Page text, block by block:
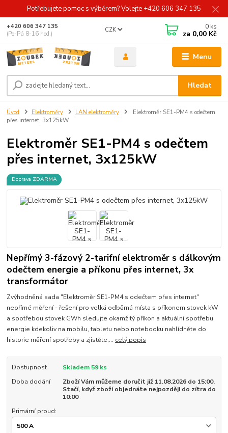
Potřebujete pomoc s výběrem? Volejte +420 606 347 135
Menu
CZK
Hledat
+420 606 347 135
(Po-Pá 8-16 hod.)
0 ks
za 0,00 Kč
Úvod Elektroměry LAN elektroměry
Elektroměr SE1-PM4 s odečtem
přes internet, 3x125kW
Elektroměr SE1-PM4 s odečtem
přes internet, 3x125kW
Doprava ZDARMA
Nepřímý 3-fázový 2-tarifní elektroměr s dálkovým
odečtem energie a příkonu přes internet, 3x
transformátor
Zvýhodněná sada "Elektroměr SE1-PM4 s odečtem přes internet"
nepřímé měření - řešení pro velká odběrná místa s příkonem stovek kW
a spotřebou stovek GWh sledujte okamžitý příkon a aktuální spotřebu
energie kdekoliv na mobilu, tabletu nebo notebooku nahlídněte do
historie měření spotřeby a zjistěte,... celý popis
Dostupnost
Skladem 59 ks
Doba dodání
Zboží Vám můžeme doručit již 11.08.2026 do 15:00.
Stačí, když zboží objednáte nejpozději do zítra do
10:00
Primární proud: